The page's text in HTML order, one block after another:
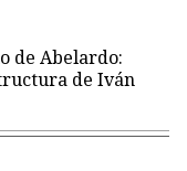
de Abelardo:
de Iván